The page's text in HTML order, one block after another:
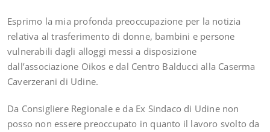
Esprimo la mia profonda preoccupazione per la notizia
relativa al trasferimento di donne, bambini e persone
vulnerabili dagli alloggi messi a disposizione
dall’associazione Oikos e dal Centro Balducci alla Caserma
Caverzerani di Udine.
Da Consigliere Regionale e da Ex Sindaco di Udine non
posso non essere preoccupato in quanto il lavoro svolto da